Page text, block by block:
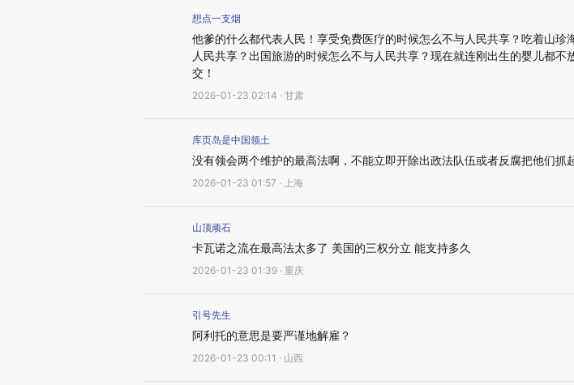
想点一支烟
他爹的什么都代表人民！享受免费医疗的时候怎么不与人民共享？吃着山珍
人民共享？出国旅游的时候怎么不与人民共享？现在就连刚出生的婴儿都不
交！
2026-01-23 02:14 · 甘肃
库页岛是中国领土
没有领会两个维护的最高法啊，不能立即开除出政法队伍或者反腐把他们抓
2026-01-23 01:57 · 上海
山顶顽石
卡瓦诺之流在最高法太多了 美国的三权分立 能支持多久
2026-01-23 01:39 · 重庆
引号先生
阿利托的意思是要严谨地解雇？
2026-01-23 00:11 · 山西